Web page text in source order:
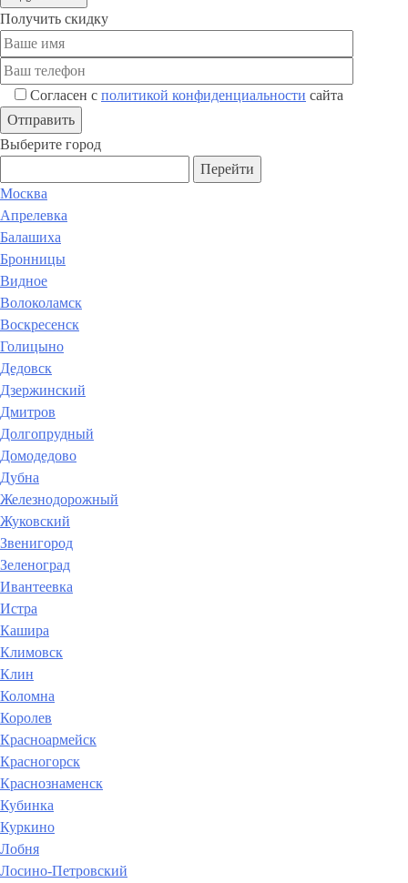
Получить скидку
Согласен с политикой конфиденциальности сайта
Выберите город
Перейти
Москва
Апрелевка
Балашиха
Бронницы
Видное
Волоколамск
Воскресенск
Голицыно
Дедовск
Дзержинский
Дмитров
Долгопрудный
Домодедово
Дубна
Железнодорожный
Жуковский
Звенигород
Зеленоград
Ивантеевка
Истра
Кашира
Климовск
Клин
Коломна
Королев
Красноармейск
Красногорск
Краснознаменск
Кубинка
Куркино
Лобня
Лосино-Петровский